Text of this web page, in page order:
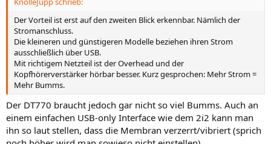
Der Vorteil ist erst auf den zweiten Blick erkennbar. Nämlich der
Stromanschluss.
Die kleineren und günstigeren Modelle beziehen ihren Strom
ausschließlich über USB.
Mit richtigem Netzteil ist der Overhead und der
Kopfhörerverstärker hörbar besser. Kurz gesprochen: Mehr Strom =
Mehr Bumms.
Der DT770 braucht jedoch gar nicht so viel Bumms. Auch an
einem einfachen USB-only Interface wie dem 2i2 kann man
ihn so laut stellen, dass die Membran verzerrt/vibriert (sprich